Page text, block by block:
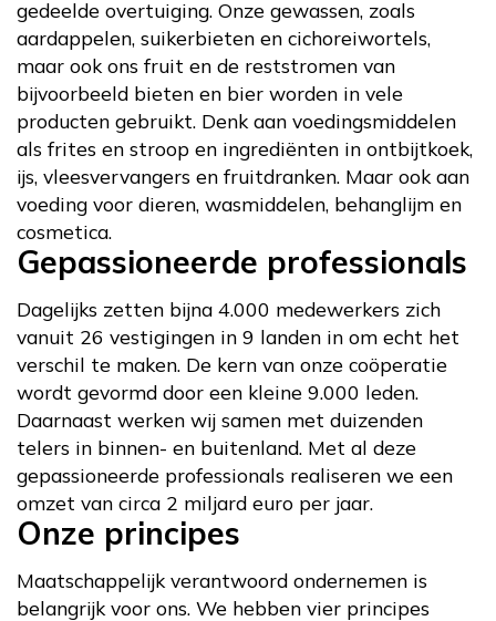
gedeelde overtuiging. Onze gewassen, zoals
aardappelen, suikerbieten en cichoreiwortels,
maar ook ons fruit en de reststromen van
bijvoorbeeld bieten en bier worden in vele
producten gebruikt. Denk aan voedingsmiddelen
als frites en stroop en ingrediënten in ontbijtkoek,
ijs, vleesvervangers en fruitdranken. Maar ook aan
voeding voor dieren, wasmiddelen, behanglijm en
cosmetica.
Gepassioneerde professionals
Dagelijks zetten bijna 4.000 medewerkers zich
vanuit 26 vestigingen in 9 landen in om echt het
verschil te maken. De kern van onze coöperatie
wordt gevormd door een kleine 9.000 leden.
Daarnaast werken wij samen met duizenden
telers in binnen- en buitenland. Met al deze
gepassioneerde professionals realiseren we een
omzet van circa 2 miljard euro per jaar.
Onze principes
Maatschappelijk verantwoord ondernemen is
belangrijk voor ons. We hebben vier principes